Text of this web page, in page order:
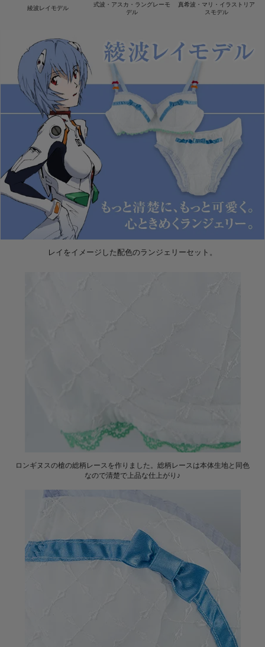
綾波レイモデル
式波・アスカ・ラングレーモ
デル
真希波・マリ・イラストリア
スモデル
レイをイメージした配色のランジェリーセット。
ロンギヌスの槍の総柄レースを作りました。総柄レースは本体生地と同色
なので清楚で上品な仕上がり♪